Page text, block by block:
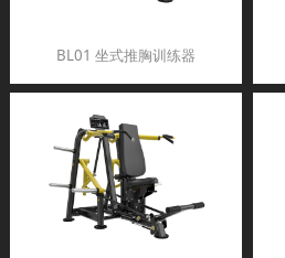
BL01 坐式推胸训练器